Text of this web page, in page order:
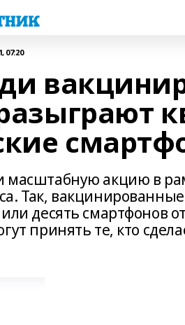
07:20
масштабную акцию в
Так,
десять смартфонов
принять те, кто